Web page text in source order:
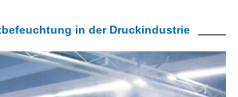
in der Druckindustrie